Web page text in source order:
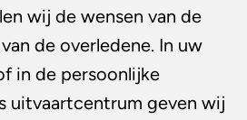
wij de wensen van de
de overledene. In uw
in de persoonlijke
uitvaartcentrum geven wij